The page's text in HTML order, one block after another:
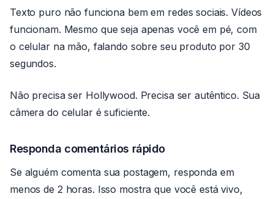
Texto puro não funciona bem em redes sociais. Vídeos
funcionam. Mesmo que seja apenas você em pé, com
o celular na mão, falando sobre seu produto por 30
segundos.
Não precisa ser Hollywood. Precisa ser autêntico. Sua
câmera do celular é suficiente.
Responda comentários rápido
Se alguém comenta sua postagem, responda em
menos de 2 horas. Isso mostra que você está vivo,